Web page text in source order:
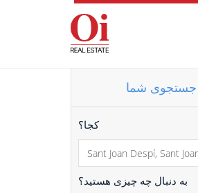
جستجوی شما
کجا؟
به دنبال چه چیزی هستید؟